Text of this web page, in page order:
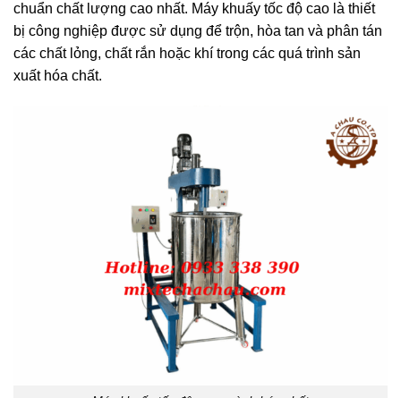
chuẩn chất lượng cao nhất. Máy khuấy tốc độ cao là thiết
bị công nghiệp được sử dụng để trộn, hòa tan và phân tán
các chất lỏng, chất rắn hoặc khí trong các quá trình sản
xuất hóa chất.